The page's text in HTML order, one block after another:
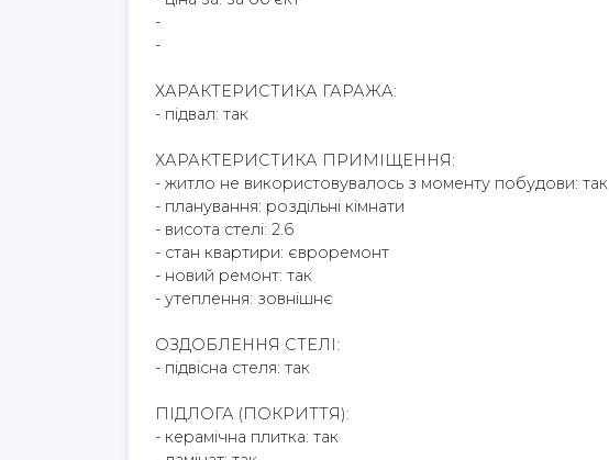
-
-
ХАРАКТЕРИСТИКА ГАРАЖА:
- підвал: так
ХАРАКТЕРИСТИКА ПРИМІЩЕННЯ:
- житло не використовувалось з моменту побудови: так
- планування: роздільні кімнати
- висота стелі: 2.6
- стан квартири: євроремонт
- новий ремонт: так
- утеплення: зовнішнє
ОЗДОБЛЕННЯ СТЕЛІ:
- підвісна стеля: так
ПІДЛОГА (ПОКРИТТЯ):
- керамічна плитка: так